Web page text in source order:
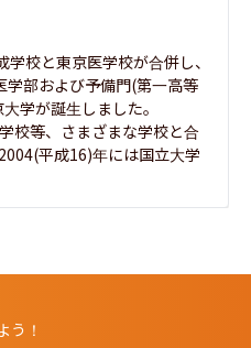
校と東京医学校が合併し、
部および予備門(第一高等
学が誕生しました。
校等、さまざまな学校と合
平成16)年には国立大学
う！